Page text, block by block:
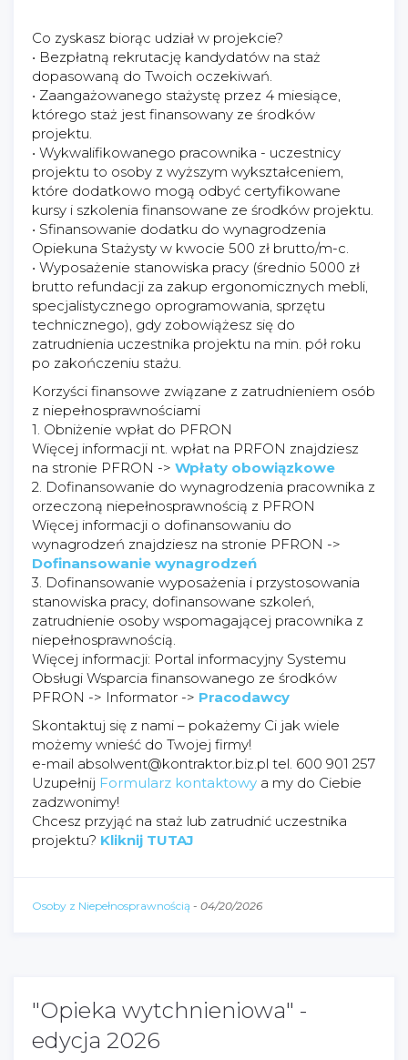
Co zyskasz biorąc udział w projekcie?
• Bezpłatną rekrutację kandydatów na staż
dopasowaną do Twoich oczekiwań.
• Zaangażowanego stażystę przez 4 miesiące,
którego staż jest finansowany ze środków
projektu.
• Wykwalifikowanego pracownika - uczestnicy
projektu to osoby z wyższym wykształceniem,
które dodatkowo mogą odbyć certyfikowane
kursy i szkolenia finansowane ze środków projektu.
• Sfinansowanie dodatku do wynagrodzenia
Opiekuna Stażysty w kwocie 500 zł brutto/m-c.
• Wyposażenie stanowiska pracy (średnio 5000 zł
brutto refundacji za zakup ergonomicznych mebli,
specjalistycznego oprogramowania, sprzętu
technicznego), gdy zobowiążesz się do
zatrudnienia uczestnika projektu na min. pół roku
po zakończeniu stażu.
Korzyści finansowe związane z zatrudnieniem osób
z niepełnosprawnościami
1. Obniżenie wpłat do PFRON
Więcej informacji nt. wpłat na PRFON znajdziesz
na stronie PFRON -> Wpłaty obowiązkowe
2. Dofinansowanie do wynagrodzenia pracownika z
orzeczoną niepełnosprawnością z PFRON
Więcej informacji o dofinansowaniu do
wynagrodzeń znajdziesz na stronie PFRON ->
Dofinansowanie wynagrodzeń
3. Dofinansowanie wyposażenia i przystosowania
stanowiska pracy, dofinansowane szkoleń,
zatrudnienie osoby wspomagającej pracownika z
niepełnosprawnością.
Więcej informacji: Portal informacyjny Systemu
Obsługi Wsparcia finansowanego ze środków
PFRON -> Informator -> Pracodawcy
Skontaktuj się z nami – pokażemy Ci jak wiele
możemy wnieść do Twojej firmy!
e-mail absolwent@kontraktor.biz.pl tel. 600 901 257
Uzupełnij Formularz kontaktowy a my do Ciebie
zadzwonimy!
Chcesz przyjąć na staż lub zatrudnić uczestnika
projektu? Kliknij TUTAJ
Osoby z Niepełnosprawnością - 04/20/2026
"Opieka wytchnieniowa" -
edycja 2026